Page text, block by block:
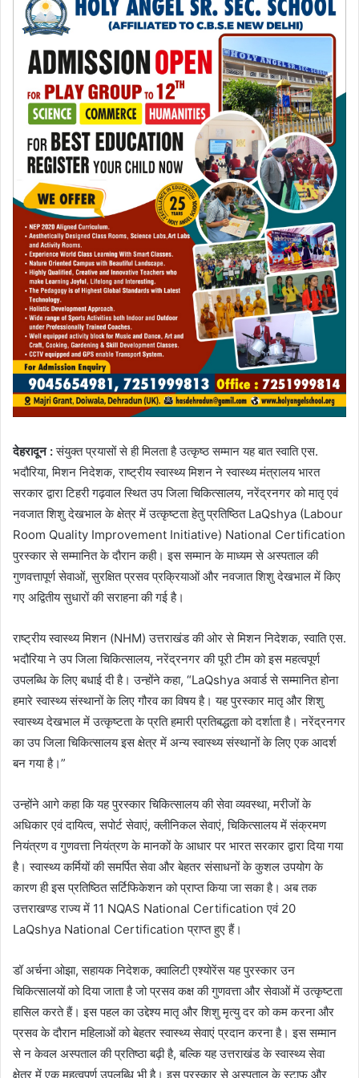
देहरादून :संयुक्त प्रयासों से ही मिलता है उत्कृष्ठ सम्मान यह बात स्वाति एस.
भदौरिया, मिशन निदेशक, राष्ट्रीय स्वास्थ्य मिशन ने स्वास्थ्य मंत्रालय भारत
सरकार द्वारा टिहरी गढ़वाल स्थित उप जिला चिकित्सालय, नरेंद्रनगर को मातृ एवं
नवजात शिशु देखभाल के क्षेत्र में उत्कृष्टता हेतु प्रतिष्ठित LaQshya (Labour
Room Quality Improvement Initiative) National Certification
पुरस्कार से सम्मानित के दौरान कही। इस सम्मान के माध्यम से अस्पताल की
गुणवत्तापूर्ण सेवाओं, सुरक्षित प्रसव प्रक्रियाओं और नवजात शिशु देखभाल में किए
गए अद्वितीय सुधारों की सराहना की गई है।
राष्ट्रीय स्वास्थ्य मिशन (NHM) उत्तराखंड की ओर से मिशन निदेशक, स्वाति एस.
भदौरिया ने उप जिला चिकित्सालय, नरेंद्रनगर की पूरी टीम को इस महत्वपूर्ण
उपलब्धि के लिए बधाई दी है। उन्होंने कहा, “LaQshya अवार्ड से सम्मानित होना
हमारे स्वास्थ्य संस्थानों के लिए गौरव का विषय है। यह पुरस्कार मातृ और शिशु
स्वास्थ्य देखभाल में उत्कृष्टता के प्रति हमारी प्रतिबद्धता को दर्शाता है। नरेंद्रनगर
का उप जिला चिकित्सालय इस क्षेत्र में अन्य स्वास्थ्य संस्थानों के लिए एक आदर्श
बन गया है।”
उन्होंने आगे कहा कि यह पुरस्कार चिकित्सालय की सेवा व्यवस्था, मरीजों के
अधिकार एवं दायित्व, सपोर्ट सेवाएं, क्लीनिकल सेवाएं, चिकित्सालय में संक्रमण
नियंत्रण व गुणवत्ता नियंत्रण के मानकों के आधार पर भारत सरकार द्वारा दिया गया
है। स्वास्थ्य कर्मियों की समर्पित सेवा और बेहतर संसाधनों के कुशल उपयोग के
कारण ही इस प्रतिष्ठित सर्टिफिकेशन को प्राप्त किया जा सका है। अब तक
उत्तराखण्ड राज्य में 11 NQAS National Certification एवं 20
LaQshya National Certification प्राप्त हुए हैं।
डॉ अर्चना ओझा, सहायक निदेशक, क्वालिटी एश्योरेंस यह पुरस्कार उन
चिकित्सालयों को दिया जाता है जो प्रसव कक्ष की गुणवत्ता और सेवाओं में उत्कृष्टता
हासिल करते हैं। इस पहल का उद्देश्य मातृ और शिशु मृत्यु दर को कम करना और
प्रसव के दौरान महिलाओं को बेहतर स्वास्थ्य सेवाएं प्रदान करना है। इस सम्मान
से न केवल अस्पताल की प्रतिष्ठा बढ़ी है, बल्कि यह उत्तराखंड के स्वास्थ्य सेवा
क्षेत्र में एक महत्वपूर्ण उपलब्धि भी है। इस पुरस्कार से अस्पताल के स्टाफ और